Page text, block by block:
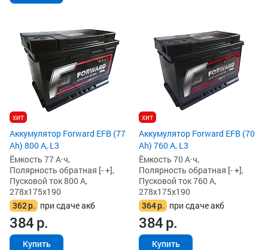
хит
Аккумулятор Forward EFB (77
Ah) 800 А, L3
Ёмкость 77 А·ч,
Полярность обратная [- +],
Пусковой ток 800 А,
278x175x190
362р. при сдаче акб
384р.
Купить
хит
Аккумулятор Forward EFB (70
Ah) 760 А, L3
Ёмкость 70 А·ч,
Полярность обратная [- +],
Пусковой ток 760 А,
278x175x190
364р. при сдаче акб
384р.
Купить